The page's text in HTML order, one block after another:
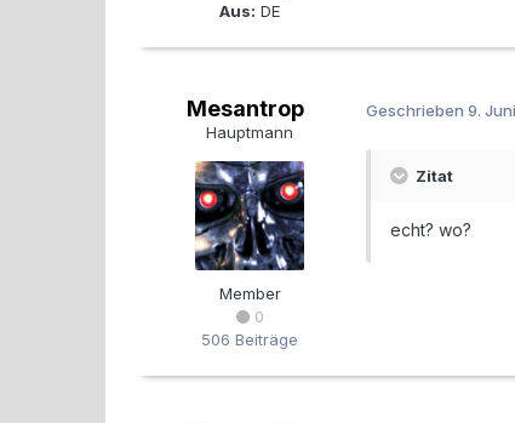
Aus: DE
Mesantrop
Hauptmann
Member
0
506 Beiträge
Geschrieben 9.
Zitat
echt? wo?